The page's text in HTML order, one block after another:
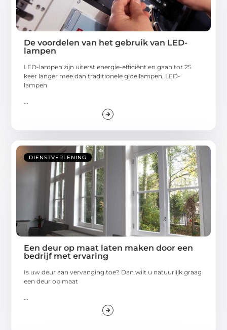
De voordelen van het gebruik van LED-
lampen
LED-lampen zijn uiterst energie-efficiënt en gaan tot 25
keer langer mee dan traditionele gloeilampen. LED-
lampen
DIENSTVERLENING
Een deur op maat laten maken door een
bedrijf met ervaring
Is uw deur aan vervanging toe? Dan wilt u natuurlijk graag
een deur op maat
...